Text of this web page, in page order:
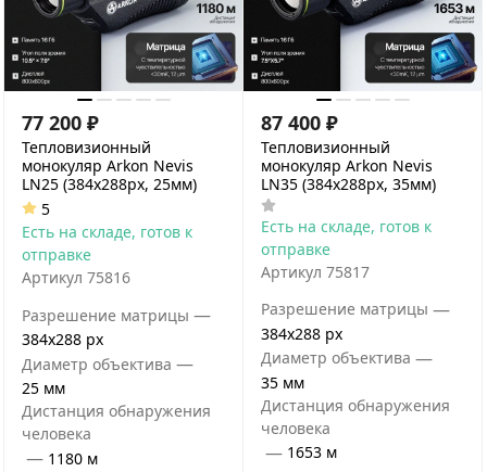
77 200 ₽
Тепловизионный
монокуляр Arkon Nevis
LN25 (384х288px, 25мм)
5
Есть на складе, готов к
отправке
Артикул 75816
Разрешение матрицы —
384x288 px
Диаметр объектива —
25 мм
Дистанция обнаружения
человека
— 1180 м
87 400 ₽
Тепловизионный
монокуляр Arkon Nevis
LN35 (384х288px, 35мм)
Есть на складе, готов к
отправке
Артикул 75817
Разрешение матрицы —
384x288 px
Диаметр объектива —
35 мм
Дистанция обнаружения
человека
— 1653 м